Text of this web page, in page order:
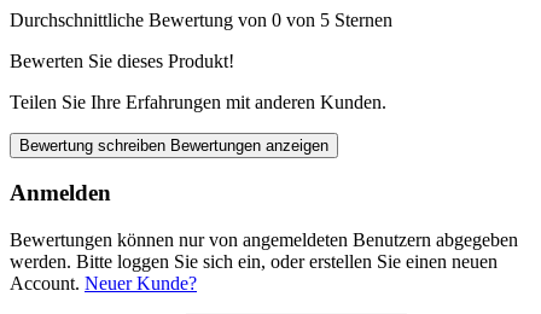
Durchschnittliche Bewertung von 0 von 5 Sternen
Bewerten Sie dieses Produkt!
Teilen Sie Ihre Erfahrungen mit anderen Kunden.
Bewertung schreiben Bewertungen anzeigen
Anmelden
Bewertungen können nur von angemeldeten Benutzern abgegeben
werden. Bitte loggen Sie sich ein, oder erstellen Sie einen neuen
Account. Neuer Kunde?